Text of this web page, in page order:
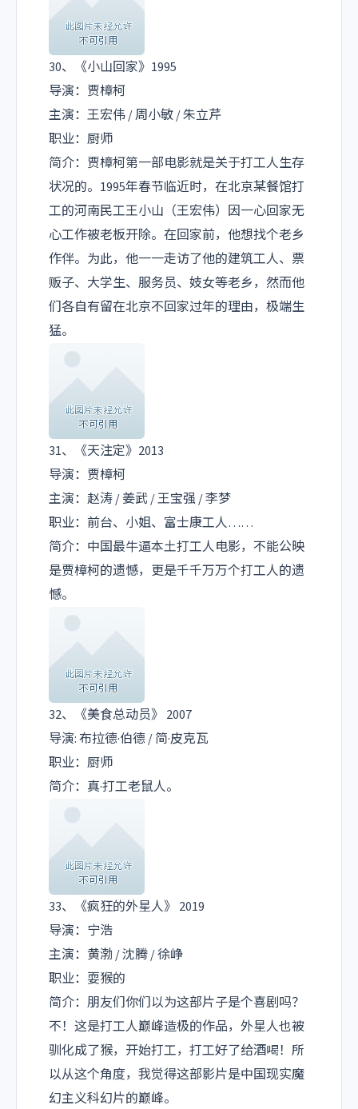
30、《小山回家》1995
导演：贾樟柯
主演：王宏伟 / 周小敏 / 朱立芹
职业：厨师
简介：贾樟柯第一部电影就是关于打工人生存
状况的。1995年春节临近时，在北京某餐馆打
工的河南民工王小山（王宏伟）因一心回家无
心工作被老板开除。在回家前，他想找个老乡
作伴。为此，他一一走访了他的建筑工人、票
贩子、大学生、服务员、妓女等老乡，然而他
们各自有留在北京不回家过年的理由，极端生
猛。
31、《天注定》2013
导演：贾樟柯
主演：赵涛 / 姜武 / 王宝强 / 李梦
职业：前台、小姐、富士康工人……
简介：中国最牛逼本土打工人电影，不能公映
是贾樟柯的遗憾，更是千千万万个打工人的遗
憾。
32、《美食总动员》 2007
导演: 布拉德·伯德 / 简·皮克瓦
职业：厨师
简介：真·打工老鼠人。
33、《疯狂的外星人》 2019
导演：宁浩
主演：黄渤 / 沈腾 / 徐峥
职业：耍猴的
简介：朋友们你们以为这部片子是个喜剧吗？
不！这是打工人巅峰造极的作品，外星人也被
驯化成了猴，开始打工，打工好了给酒喝！所
以从这个角度，我觉得这部影片是中国现实魔
幻主义科幻片的巅峰。